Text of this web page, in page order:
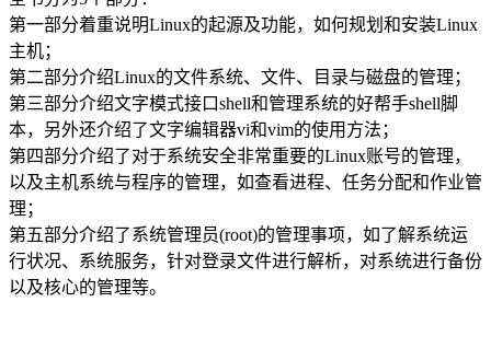
第一部分着重说明Linux的起源及功能，如何规划和安装Linux
主机；
第二部分介绍Linux的文件系统、文件、目录与磁盘的管理；
第三部分介绍文字模式接口shell和管理系统的好帮手shell脚
本，另外还介绍了文字编辑器vi和vim的使用方法；
第四部分介绍了对于系统安全非常重要的Linux账号的管理，
以及主机系统与程序的管理，如查看进程、任务分配和作业管
理；
第五部分介绍了系统管理员(root)的管理事项，如了解系统运
行状况、系统服务，针对登录文件进行解析，对系统进行备份
以及核心的管理等。